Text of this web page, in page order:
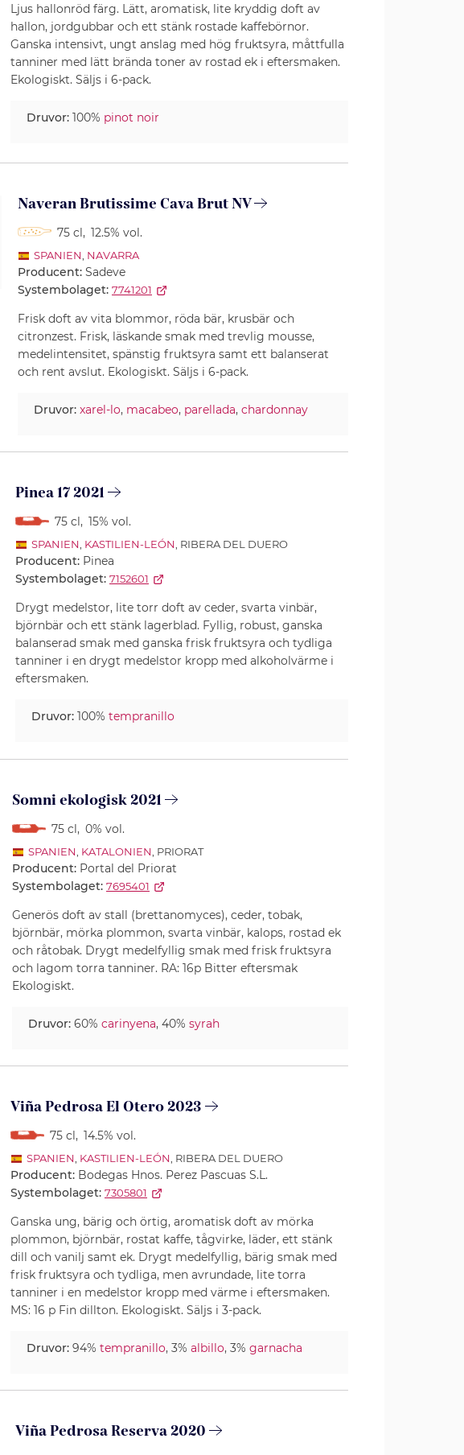
Ljus hallonröd färg. Lätt, aromatisk, lite kryddig doft av
hallon, jordgubbar och ett stänk rostade kaffebörnor.
Ganska intensivt, ungt anslag med hög fruktsyra, måttfulla
tanniner med lätt brända toner av rostad ek i eftersmaken.
Ekologiskt. Säljs i 6-pack.
Druvor: 100% pinot noir
Naveran Brutissime Cava Brut NV
75 cl, 12.5% vol.
SPANIEN, NAVARRA
Producent: Sadeve
Systembolaget: 7741201
Frisk doft av vita blommor, röda bär, krusbär och
citronzest. Frisk, läskande smak med trevlig mousse,
medelintensitet, spänstig fruktsyra samt ett balanserat
och rent avslut. Ekologiskt. Säljs i 6-pack.
Druvor: xarel-lo, macabeo, parellada, chardonnay
Pinea 17 2021
75 cl, 15% vol.
SPANIEN, KASTILIEN-LEÓN, RIBERA DEL DUERO
Producent: Pinea
Systembolaget: 7152601
Drygt medelstor, lite torr doft av ceder, svarta vinbär,
björnbär och ett stänk lagerblad. Fyllig, robust, ganska
balanserad smak med ganska frisk fruktsyra och tydliga
tanniner i en drygt medelstor kropp med alkoholvärme i
eftersmaken.
Druvor: 100% tempranillo
Somni ekologisk 2021
75 cl, 0% vol.
SPANIEN, KATALONIEN, PRIORAT
Producent: Portal del Priorat
Systembolaget: 7695401
Generös doft av stall (brettanomyces), ceder, tobak,
björnbär, mörka plommon, svarta vinbär, kalops, rostad ek
och råtobak. Drygt medelfyllig smak med frisk fruktsyra
och lagom torra tanniner. RA: 16p Bitter eftersmak
Ekologiskt.
Druvor: 60% carinyena, 40% syrah
Viña Pedrosa El Otero 2023
75 cl, 14.5% vol.
SPANIEN, KASTILIEN-LEÓN, RIBERA DEL DUERO
Producent: Bodegas Hnos. Perez Pascuas S.L.
Systembolaget: 7305801
Ganska ung, bärig och örtig, aromatisk doft av mörka
plommon, björnbär, rostat kaffe, tågvirke, läder, ett stänk
dill och vanilj samt ek. Drygt medelfyllig, bärig smak med
frisk fruktsyra och tydliga, men avrundade, lite torra
tanniner i en medelstor kropp med värme i eftersmaken.
MS: 16 p Fin dillton. Ekologiskt. Säljs i 3-pack.
Druvor: 94% tempranillo, 3% albillo, 3% garnacha
Viña Pedrosa Reserva 2020